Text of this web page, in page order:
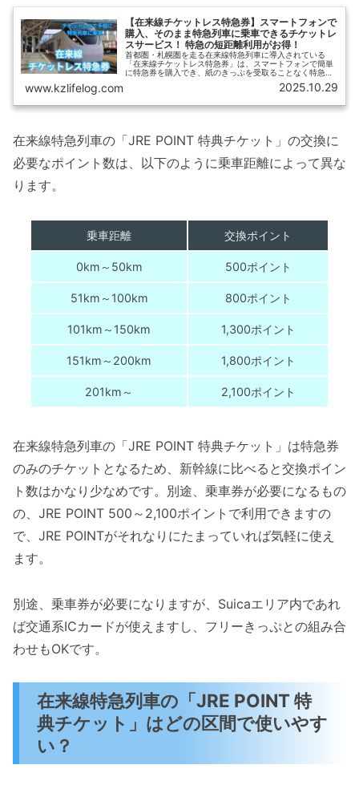
【在来線チケットレス特急券】スマートフォンで
購入、そのまま特急列車に乗車できるチケットレ
スサービス！ 特急の短距離利用がお得！
首都圏・札幌圏を走る在来線特急列車に導入されている
「在来線チケットレス特急券」は、スマートフォンで簡単
に特急券を購入でき、紙のきっぷを受取ることなく特急列
車に乗車できるサービスです。【ひさの乗り鉄ブログ】で
は、「在来線チケットレス特急券」の概要と、購入方法・
www.kzlifelog.com 2025.10.29
在来線特急列車の「JRE POINT 特典チケット」の交換に
必要なポイント数は、以下のように乗車距離によって異な
ります。
乗車距離 交換ポイント
0km～50km 500ポイント
51km～100km 800ポイント
101km～150km 1,300ポイント
151km～200km 1,800ポイント
201km～ 2,100ポイント
在来線特急列車の「JRE POINT 特典チケット」は特急券
のみのチケットとなるため、新幹線に比べると交換ポイン
ト数はかなり少なめです。別途、乗車券が必要になるもの
の、JRE POINT 500～2,100ポイントで利用できますの
で、JRE POINTがそれなりにたまっていれば気軽に使え
ます。
別途、乗車券が必要になりますが、Suicaエリア内であれ
ば交通系ICカードが使えますし、フリーきっぷとの組み合
わせもOKです。
在来線特急列車の「JRE POINT 特
典チケット」はどの区間で使いやす
い？